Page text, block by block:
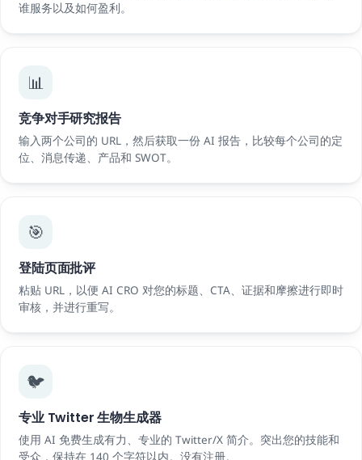
谁服务以及如何盈利。
📊
竞争对手研究报告
输入两个公司的 URL，然后获取一份 AI 报告，比较每个公司的定
位、消息传递、产品和 SWOT。
🎯
登陆页面批评
粘贴 URL，以便 AI CRO 对您的标题、CTA、证据和摩擦进行即时
审核，并进行重写。
🐦
专业 Twitter 生物生成器
使用 AI 免费生成有力、专业的 Twitter/X 简介。突出您的技能和
受众，保持在 140 个字符以内。没有注册。